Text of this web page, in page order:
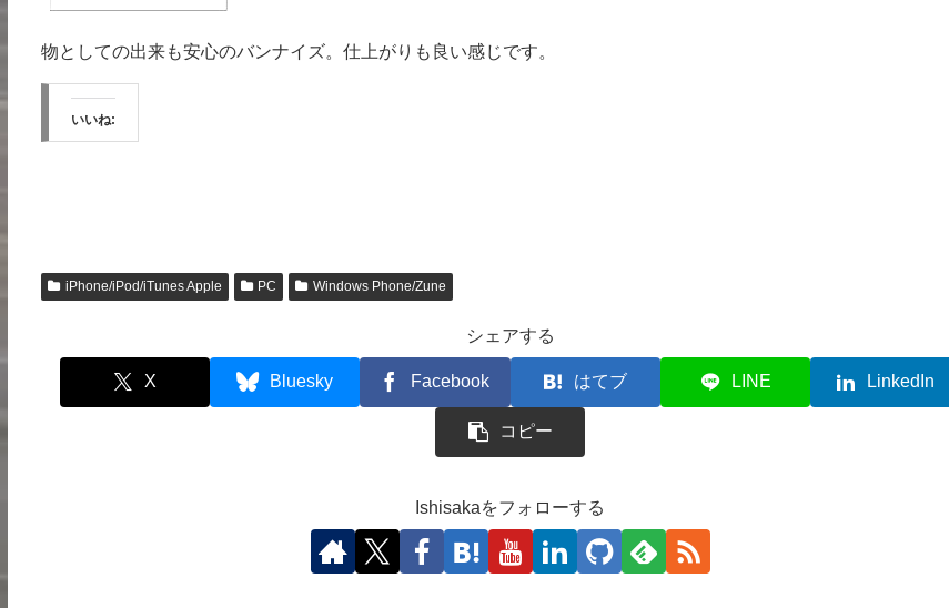
物としての出来も安心のバンナイズ。仕上がりも良い感じです。
いいね:
iPhone/iPod/iTunes Apple PC Windows Phone/Zune
シェアする
X Bluesky Facebook はてブ LINE LinkedIn
コピー
Ishisakaをフォローする